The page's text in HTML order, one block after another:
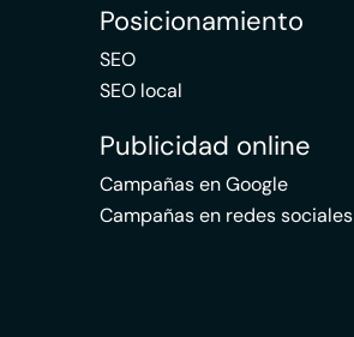
Posicionamiento
SEO
SEO local
Publicidad online
Campañas en Google
Campañas en redes sociales